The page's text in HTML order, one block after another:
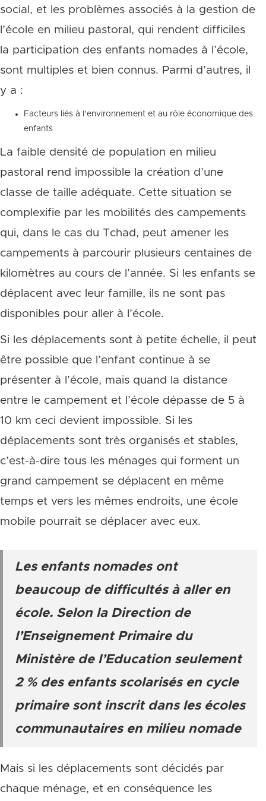
social, et les problèmes associés à la gestion de
l’école en milieu pastoral, qui rendent difficiles
la participation des enfants nomades à l’école,
sont multiples et bien connus. Parmi d’autres, il
y a :
Facteurs liés à l’environnement et au rôle économique des
enfants
La faible densité de population en milieu
pastoral rend impossible la création d’une
classe de taille adéquate. Cette situation se
complexifie par les mobilités des campements
qui, dans le cas du Tchad, peut amener les
campements à parcourir plusieurs centaines de
kilomètres au cours de l’année. Si les enfants se
déplacent avec leur famille, ils ne sont pas
disponibles pour aller à l’école.
Si les déplacements sont à petite échelle, il peut
être possible que l’enfant continue à se
présenter à l’école, mais quand la distance
entre le campement et l’école dépasse de 5 à
10 km ceci devient impossible. Si les
déplacements sont très organisés et stables,
c’est-à-dire tous les ménages qui forment un
grand campement se déplacent en même
temps et vers les mêmes endroits, une école
mobile pourrait se déplacer avec eux.
Les enfants nomades ont
beaucoup de difficultés à aller en
école. Selon la Direction de
l’Enseignement Primaire du
Ministère de l’Education seulement
2 % des enfants scolarisés en cycle
primaire sont inscrit dans les écoles
communautaires en milieu nomade
Mais si les déplacements sont décidés par
chaque ménage, et en conséquence les